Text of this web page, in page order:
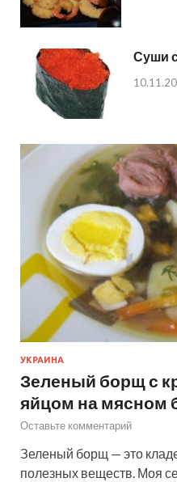
Суши
УКРАИНА
Зеленый борщ с
яйцом на мясном
Оставьте комментарий
Зеленый борщ — это
полезных веществ. Моя